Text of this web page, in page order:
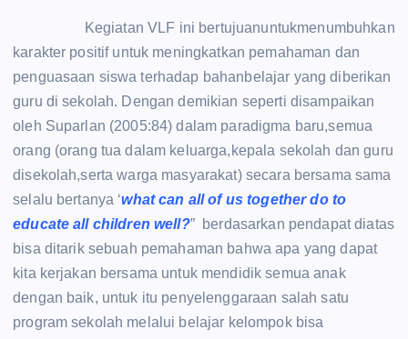
Kegiatan VLF ini bertujuanuntukmenumbuhkan
karakter positif untuk meningkatkan pemahaman dan
penguasaan siswa terhadap bahanbelajar yang diberikan
guru di sekolah. Dengan demikian seperti disampaikan
oleh Suparlan (2005:84) dalam paradigma baru,semua
orang (orang tua dalam keluarga,kepala sekolah dan guru
disekolah,serta warga masyarakat) secara bersama sama
selalu bertanya ‘what can all of us together do to
educate all children well?” berdasarkan pendapat diatas
bisa ditarik sebuah pemahaman bahwa apa yang dapat
kita kerjakan bersama untuk mendidik semua anak
dengan baik, untuk itu penyelenggaraan salah satu
program sekolah melalui belajar kelompok bisa